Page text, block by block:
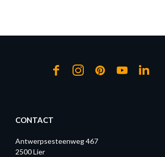
CONTACT
Antwerpsesteenweg 467
2500 Lier